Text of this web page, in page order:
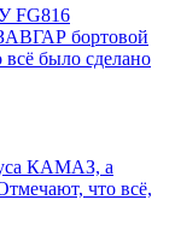
FG816
бортовой
было сделано
КАМАЗ, а
что всё,